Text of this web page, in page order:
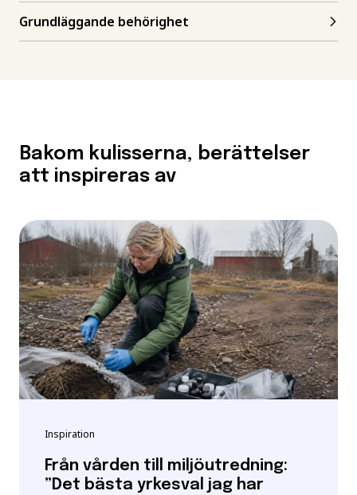
Grundläggande behörighet
Bakom kulisserna, berättelser
att inspireras av
Inspiration
Från vården till miljöutredning:
”Det bästa yrkesval jag har